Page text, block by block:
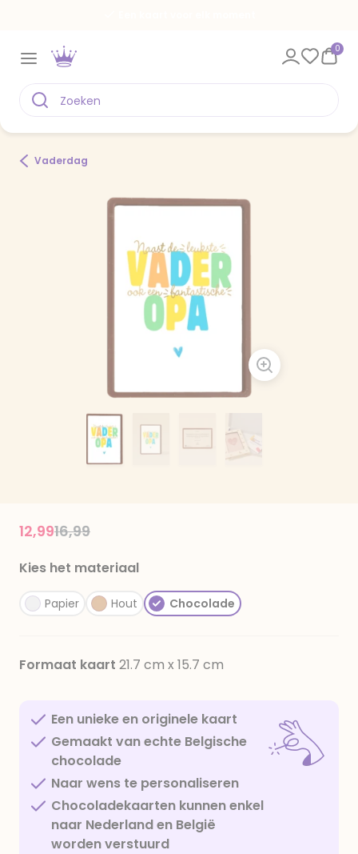
0
Vaderdag
Price reduced from
16,99to
12,99
Kies het materiaal
Papier Hout Chocolade
Formaat kaart 21.7 cm x 15.7 cm
Een unieke en originele kaart
Gemaakt van echte Belgische
chocolade
Naar wens te personaliseren
Chocoladekaarten kunnen enkel
naar Nederland en België
worden verstuurd